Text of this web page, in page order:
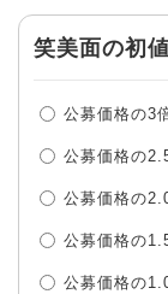
笑美面の初
公募価格の3
公募価格の
公募価格の
公募価格の
公募価格の